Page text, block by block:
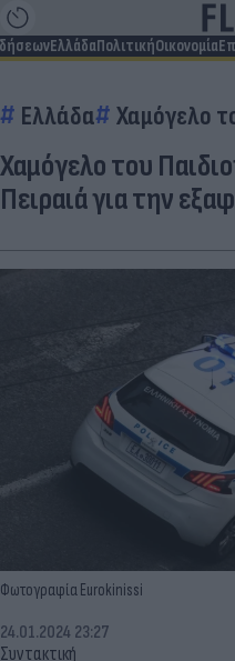
ΕλλάδαΠολιτικήΟικονομία
Ελλάδα Χαμόγελο
Χαμόγελο του
Πειραιά για την
Φωτογραφία Eurokinissi
Συντακτική
24.01.2024 23:27